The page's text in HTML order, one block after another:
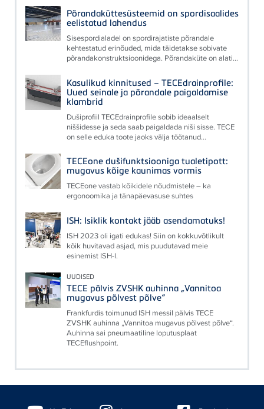
Põrandaküttesüsteemid on spordisaalides
eelistatud lahendus
Sisespordialadel on spordirajatiste põrandale
kehtestatud erinõuded, mida täidetakse sobivate
põrandakonstruktsioonidega. Põrandaküte on alati...
Kasulikud kinnitused – TECEdrainprofile:
Uued seinale ja põrandale paigaldamise
klambrid
Dušiprofiil TECEdrainprofile sobib ideaalselt
niššidesse ja seda saab paigaldada niši sisse. TECE
on selle eduka toote jaoks välja töötanud...
TECEone dušifunktsiooniga tualetipott:
mugavus kõige kaunimas vormis
TECEone vastab kõikidele nõudmistele – ka
ergonoomika ja tänapäevasuse suhtes
ISH: Isiklik kontakt jääb asendamatuks!
ISH 2023 oli igati edukas! Siin on kokkuvõtlikult
kõik huvitavad asjad, mis puudutavad meie
esinemist ISH-l.
UUDISED
TECE pälvis ZVSHK auhinna „Vannitoa
mugavus põlvest põlve“
Frankfurdis toimunud ISH messil pälvis TECE
ZVSHK auhinna „Vannitoa mugavus põlvest põlve“.
Auhinna sai pneumaatiline loputusplaat
TECEflushpoint.
Floating